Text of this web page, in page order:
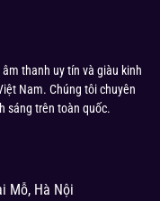
thanh uy tín và giàu kinh
Nam. Chúng tôi chuyên
sáng trên toàn quốc.
Mỗ, Hà Nội